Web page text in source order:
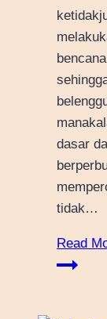
dasar
tidak…
Read